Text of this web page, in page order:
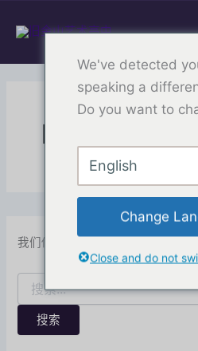
容
我们似乎找不到您想要的东西，或
索：
We've detected
speaking a
Do you want to
English
Change
Close and do not